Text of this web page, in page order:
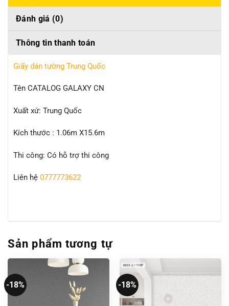
Đánh giá (0)
Thông tin thanh toán
Giấy dán tường Trung Quốc
Tên CATALOG GALAXY CN
Xuất xứ: Trung Quốc
Kích thước : 1.06m X15.6m
Thi công: Có hỗ trợ thi công
Liên hệ 0777773622
Sản phẩm tương tự
-18% -18%